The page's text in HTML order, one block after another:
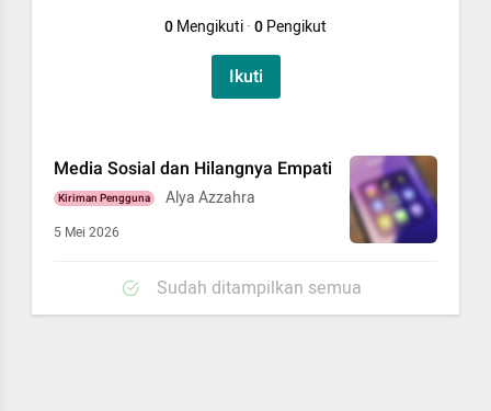
0Mengikuti·0Pengikut
Ikuti
Media Sosial dan Hilangnya Empati
Kiriman Pengguna Alya Azzahra
5 Mei 2026
Sudah ditampilkan semua